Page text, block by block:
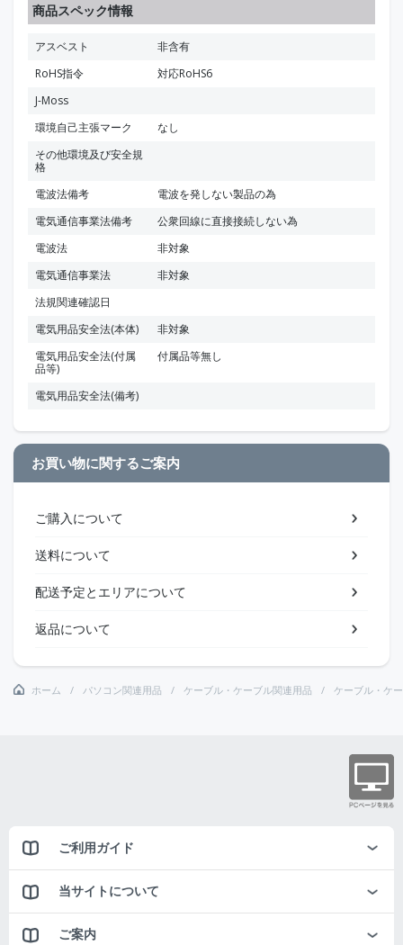
商品スペック情報
アスベスト
非含有
RoHS指令
対応RoHS6
J-Moss
環境自己主張マーク
なし
その他環境及び安全規
格
電波法備考
電波を発しない製品の為
電気通信事業法備考
公衆回線に直接接続しない為
電波法
非対象
電気通信事業法
非対象
法規関連確認日
電気用品安全法(本体)
非対象
電気用品安全法(付属
品等)
付属品等無し
電気用品安全法(備考)
お買い物に関するご案内
ご購入について
送料について
配送予定とエリアについて
返品について
ホーム パソコン関連用品 ケーブル・ケーブル関連用品 ケーブル・ケ
ご利用ガイド
当サイトについて
ご案内